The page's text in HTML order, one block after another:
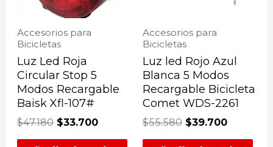
Accesorios para
Bicicletas
Luz Led Roja
Circular Stop 5
Modos Recargable
Baisk Xfl-107#
$47.180 $33.700
Accesorios para
Bicicletas
Luz led Rojo Azul
Blanca 5 Modos
Recargable Bicicleta
Comet WDS-2261
$55.580 $39.700